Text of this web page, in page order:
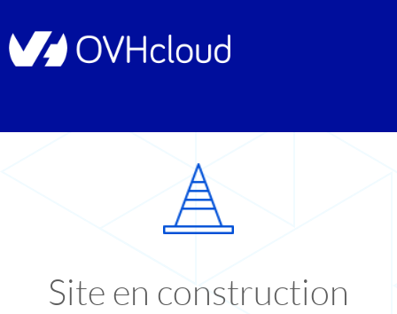
Site en construction